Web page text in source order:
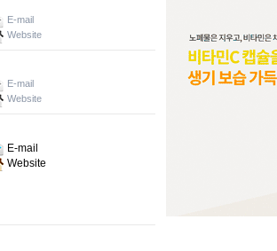
E-mail
Website
E-mail
Website
E-mail
Website